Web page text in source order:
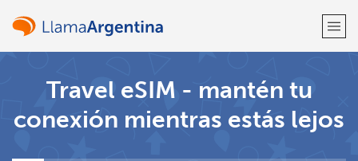
¡Bienvenido!
Travel eSIM - mantén tu
conexión mientras estás lejos